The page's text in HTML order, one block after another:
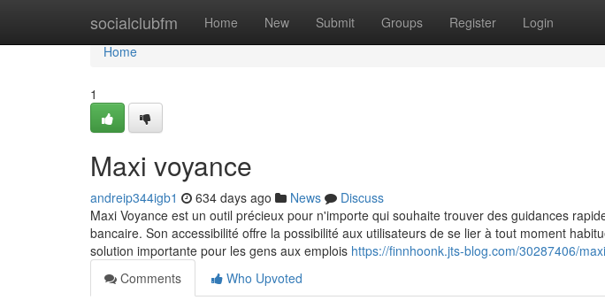
socialclubfm Home New Submit Groups Register Login
Home
Home
1
Maxi voyance
andreip344igb1 634 days ago News
Discuss
Maxi Voyance est un outil précieux pour n'importe qui souhaite trouver des guidances
bancaire. Son accessibilité offre la possibilité aux utilisateurs de se lier à tout moment
solution importante pour les gens aux emplois https://finnhoonk.jts-blog.com/30287406/
Comments
Who Upvoted